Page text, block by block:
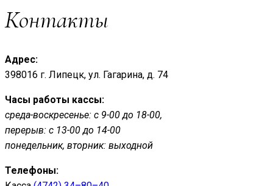
Контакты
Адрес:
398016 г. Липецк, ул. Гагарина, д. 74
Часы работы кассы:
среда-воскресенье: с 9-00 до 18-00,
перерыв: с 13-00 до 14-00
понедельник, вторник: выходной
Телефоны: